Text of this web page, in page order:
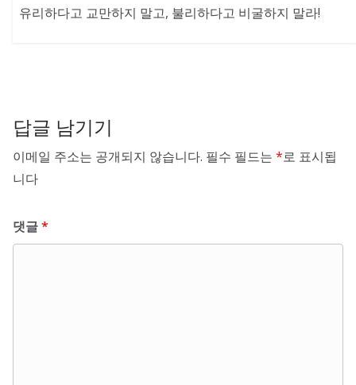
유리하다고 교만하지 말고, 불리하다고 비굴하지 말라!
답글 남기기
이메일 주소는 공개되지 않습니다. 필수 필드는 *로 표시됩
니다
댓글*